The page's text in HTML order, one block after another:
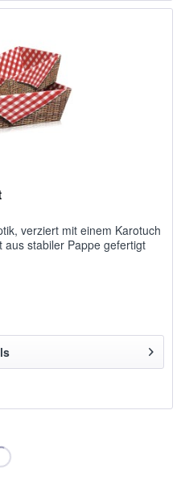
verziert mit einem Karotuch
stabiler Pappe gefertigt